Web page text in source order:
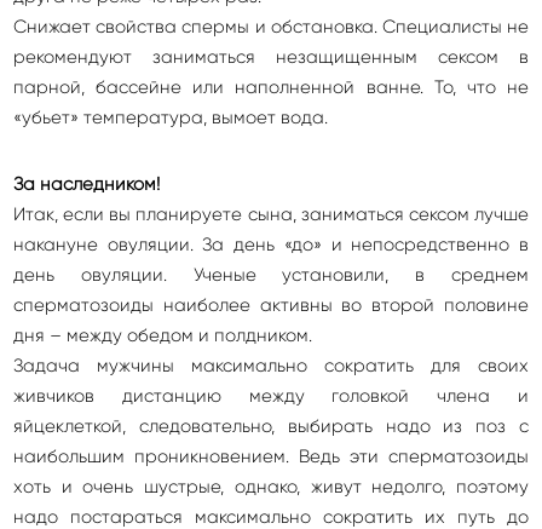
Снижает свойства спермы и обстановка. Специалисты не
рекомендуют заниматься незащищенным сексом в
парной, бассейне или наполненной ванне. То, что не
«убьет» температура, вымоет вода.
За наследником!
Итак, если вы планируете сына, заниматься сексом лучше
накануне овуляции. За день «до» и непосредственно в
день овуляции. Ученые установили, в среднем
сперматозоиды наиболее активны во второй половине
дня – между обедом и полдником.
Задача мужчины максимально сократить для своих
живчиков дистанцию между головкой члена и
яйцеклеткой, следовательно, выбирать надо из поз с
наибольшим проникновением. Ведь эти сперматозоиды
хоть и очень шустрые, однако, живут недолго, поэтому
надо постараться максимально сократить их путь до